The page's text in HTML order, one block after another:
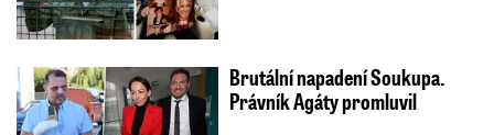
Brutální napadení Soukupa.
Právník Agáty promluvil